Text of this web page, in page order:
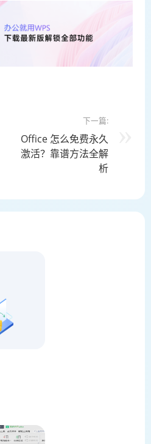
下一篇:
Office 怎么免费永久
激活？靠谱方法全解
析